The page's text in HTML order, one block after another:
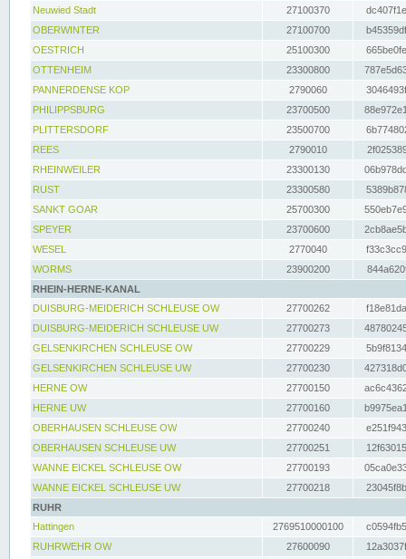
Neuwied Stadt
27100370
OBERWINTER
27100700
OESTRICH
25100300
OTTENHEIM
23300800
PANNERDENSE KOP
2790060
PHILIPPSBURG
23700500
PLITTERSDORF
23500700
REES
2790010
RHEINWEILER
23300130
RUST
23300580
SANKT GOAR
25700300
SPEYER
23700600
WESEL
2770040
WORMS
23900200
RHEIN-HERNE-KANAL
DUISBURG-MEIDERICH SCHLEUSE OW
27700262
DUISBURG-MEIDERICH SCHLEUSE UW
27700273
GELSENKIRCHEN SCHLEUSE OW
27700229
GELSENKIRCHEN SCHLEUSE UW
27700230
HERNE OW
27700150
HERNE UW
27700160
OBERHAUSEN SCHLEUSE OW
27700240
OBERHAUSEN SCHLEUSE UW
27700251
WANNE EICKEL SCHLEUSE OW
27700193
WANNE EICKEL SCHLEUSE UW
27700218
RUHR
Hattingen
2769510000100
RUHRWEHR OW
27600090